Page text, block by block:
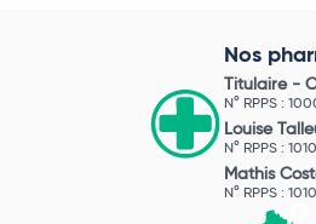
Nos
Titulaire -
N° RPPS :
Louise
N° RPPS :
Mathis
N° RPPS :